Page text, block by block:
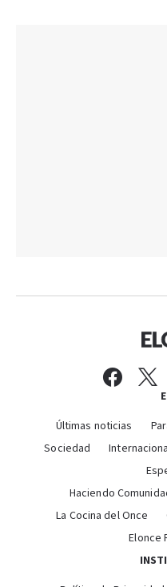
Últimas noticias
Sociedad
Haciendo
La Cocina del Once
Elonce